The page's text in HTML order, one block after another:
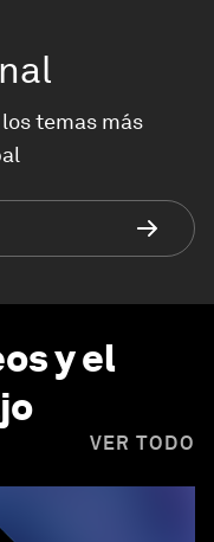
temas más
y el
VER TODO